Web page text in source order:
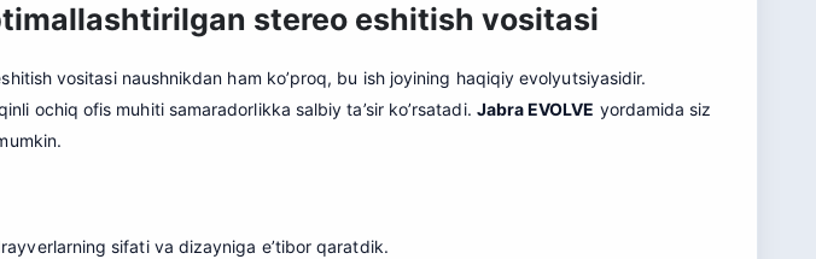
stereo eshitish vositasi
vositasi naushnikdan ham ko’proq, bu ish joyining haqiqiy evolyutsiyasidir.
ochiq ofis muhiti samaradorlikka salbiy ta’sir ko’rsatadi. Jabra EVOLVE yordamida siz
sifati va dizayniga e’tibor qaratdik.